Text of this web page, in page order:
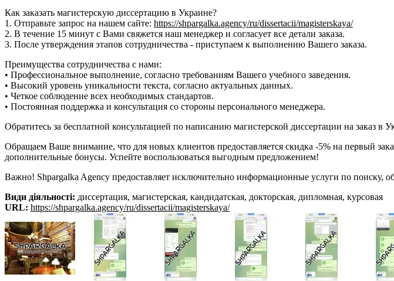
Как заказать магистерскую диссертацию в Украине?
1. Отправьте запрос на нашем сайте: https://shpargalka.agency/ru/dissertacii/magisterskaya/
2. В течение 15 минут с Вами свяжется наш менеджер и согласует все детали заказа.
3. После утверждения этапов сотрудничества - приступаем к выполнению Вашего заказа.
Преимущества сотрудничества с нами:
• Профессиональное выполнение, согласно требованиям Вашего учебного заведения.
• Высокий уровень уникальности текста, согласно актуальных данных.
• Четкое соблюдение всех необходимых стандартов.
• Постоянная поддержка и консультация со стороны персонального менеджера.
Обратитесь за бесплатной консультацией по написанию магистерской диссертации на заказ
Обращаем Ваше внимание, что для новых клиентов предоставляется скидка -5% на первый
дополнительные бонусы. Успейте воспользоваться выгодным предложением!
Важно! Shpargalka Agency предоставляет исключительно информационные услуги по поиску,
Види діяльності: диссертация, магистерская, кандидатская, докторская, дипломная, курсовая
URL: https://shpargalka.agency/ru/dissertacii/magisterskaya/